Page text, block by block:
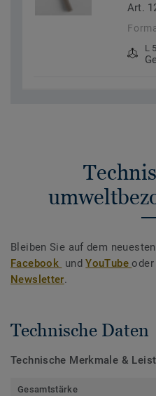
Art.
L
Bleiben Sie auf dem
Facebook undYouTubeoder
Newsletter.
Technische Daten
Technische Merkmale &
Gesamtstärke